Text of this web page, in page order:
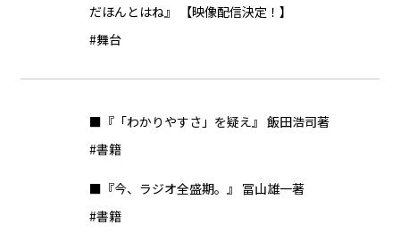
だほんとはね』 【映像配信決定！】
#舞台
■『「わかりやすさ」を疑え』 飯田浩司著
#書籍
■『今、ラジオ全盛期。』 冨山雄一著
#書籍